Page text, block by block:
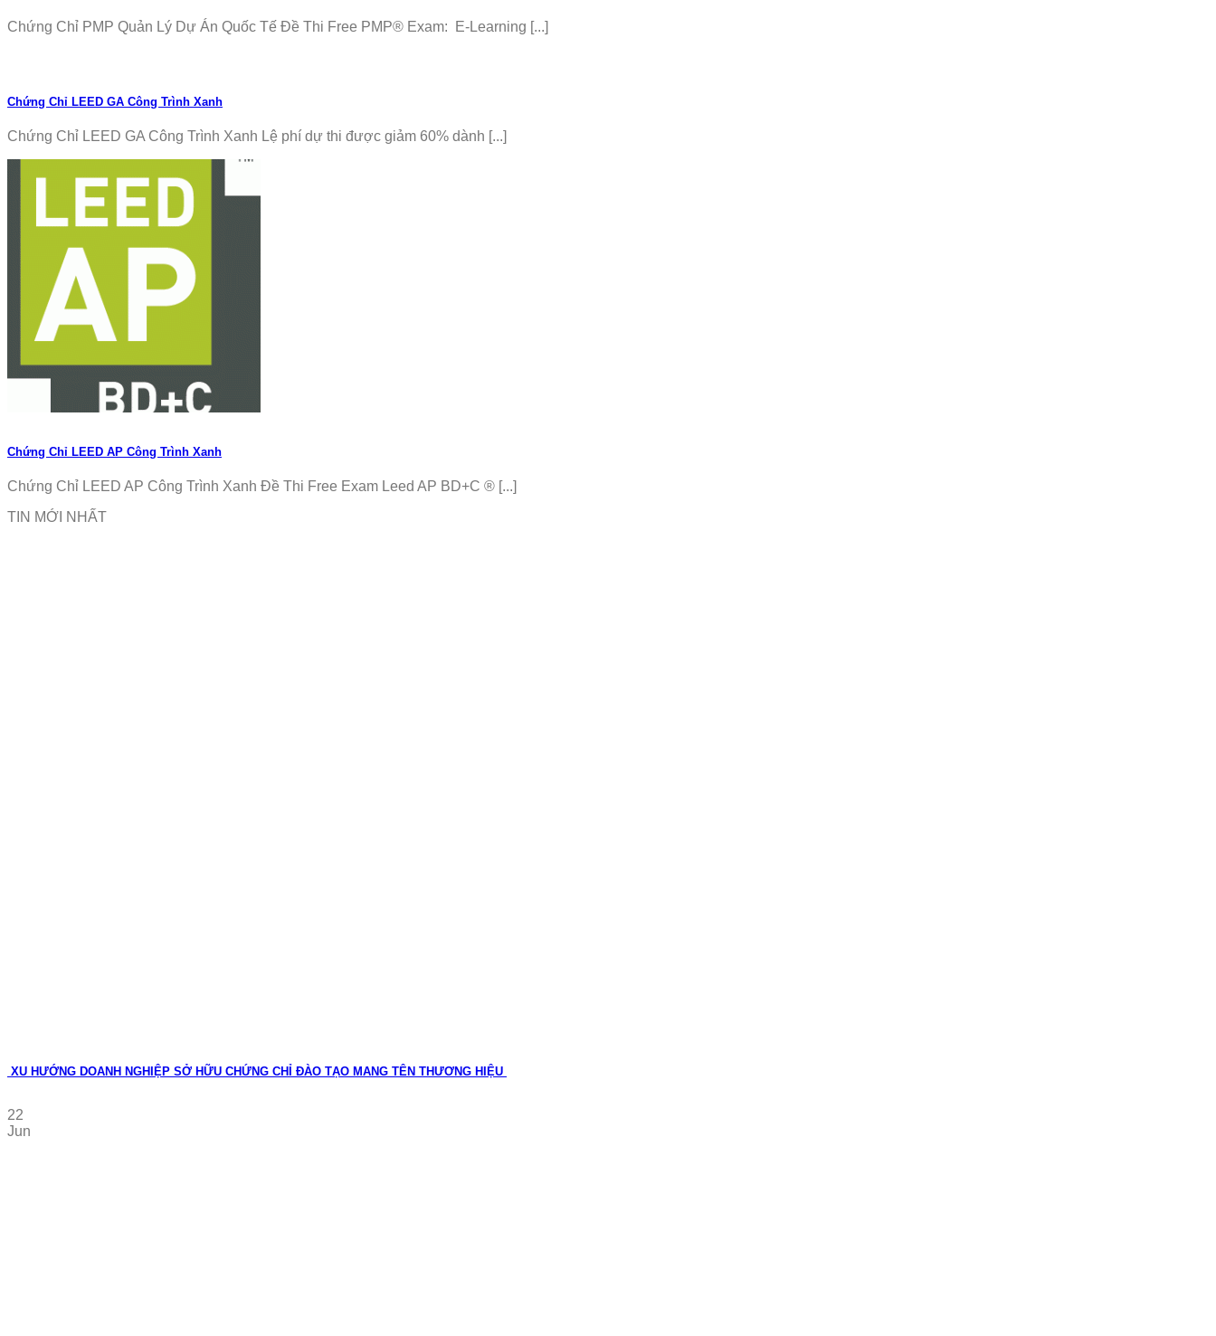
Chứng Chỉ PMP Quản Lý Dự Án Quốc Tế Đề Thi Free PMP® Exam: E-Learning [...]
Chứng Chỉ LEED GA Công Trình Xanh
Chứng Chỉ LEED GA Công Trình Xanh Lệ phí dự thi được giảm 60% dành [...]
Chứng Chỉ LEED AP Công Trình Xanh
Chứng Chỉ LEED AP Công Trình Xanh Đề Thi Free Exam Leed AP BD+C ® [...]
TIN MỚI NHẤT
XU HƯỚNG DOANH NGHIỆP SỞ HỮU CHỨNG CHỈ ĐÀO TẠO MANG TÊN THƯƠNG HIỆU
22
Jun